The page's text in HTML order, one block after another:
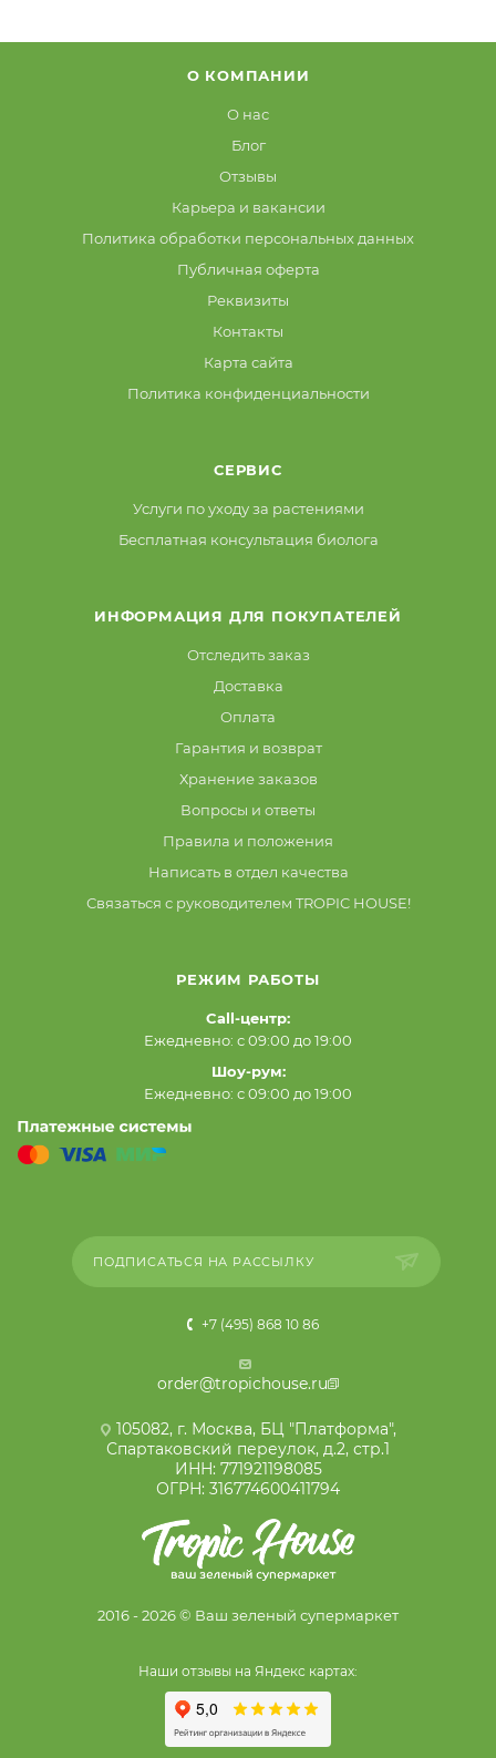
О КОМПАНИИ
О нас
Блог
Отзывы
Карьера и вакансии
Политика обработки персональных данных
Публичная оферта
Реквизиты
Контакты
Карта сайта
Политика конфиденциальности
СЕРВИС
Услуги по уходу за растениями
Бесплатная консультация биолога
ИНФОРМАЦИЯ ДЛЯ ПОКУПАТЕЛЕЙ
Отследить заказ
Доставка
Оплата
Гарантия и возврат
Хранение заказов
Вопросы и ответы
Правила и положения
Написать в отдел качества
Связаться с руководителем TROPIC HOUSE!
РЕЖИМ РАБОТЫ
Call-центр:
Ежедневно: с 09:00 до 19:00
Шоу-рум:
Ежедневно: с 09:00 до 19:00
ПОДПИСАТЬСЯ НА РАССЫЛКУ
+7 (495) 868 10 86
order@tropichouse.ru
105082, г. Москва, БЦ "Платформа",
Спартаковский переулок, д.2, стр.1
ИНН: 771921198085
ОГРН: 316774600411794
2016 - 2026 © Ваш зеленый супермаркет
Наши отзывы на Яндекс картах: